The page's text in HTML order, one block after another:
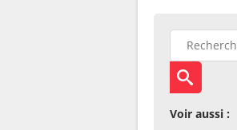
Voir aussi :